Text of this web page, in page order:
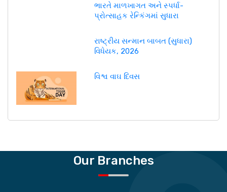
ભારતે માળખાગત અને સ્પર્ધા-
પ્રોત્સાહક રેન્કિંગમાં સુધારા
રાષ્ટ્રીય સન્માન બાબત (સુધારા)
વિધેયક, 2026
વિશ્વ વાઘ દિવસ
Our Branches